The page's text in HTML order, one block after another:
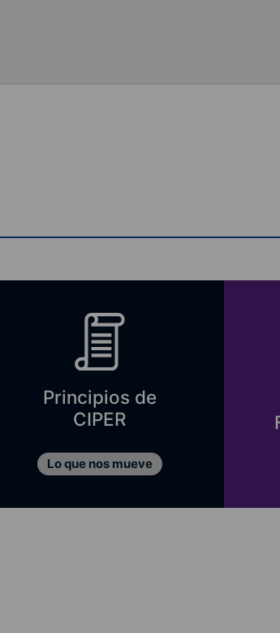
Principios de
CIPER
Lo que nos mueve